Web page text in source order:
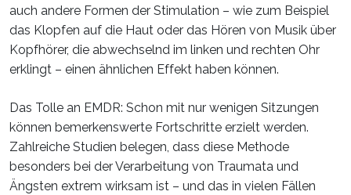
auch andere Formen der Stimulation – wie zum Beispiel
das Klopfen auf die Haut oder das Hören von Musik über
Kopfhörer, die abwechselnd im linken und rechten Ohr
erklingt – einen ähnlichen Effekt haben können.
Das Tolle an EMDR: Schon mit nur wenigen Sitzungen
können bemerkenswerte Fortschritte erzielt werden.
Zahlreiche Studien belegen, dass diese Methode
besonders bei der Verarbeitung von Traumata und
Ängsten extrem wirksam ist – und das in vielen Fällen